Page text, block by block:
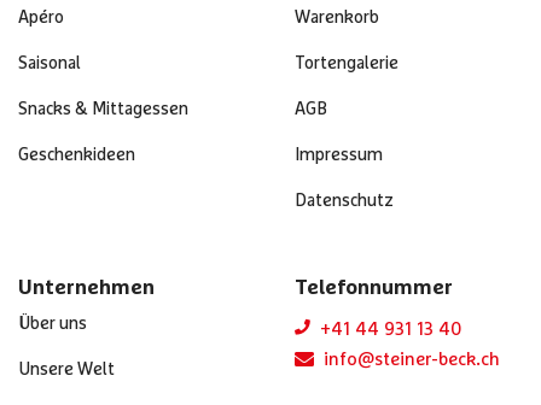
Apéro
Saisonal
Snacks & Mittagessen
Geschenkideen
Warenkorb
Tortengalerie
AGB
Impressum
Datenschutz
Unternehmen
Über uns
Unsere Welt
Telefonnummer
+41 44 931 13 40
info@steiner-beck.ch